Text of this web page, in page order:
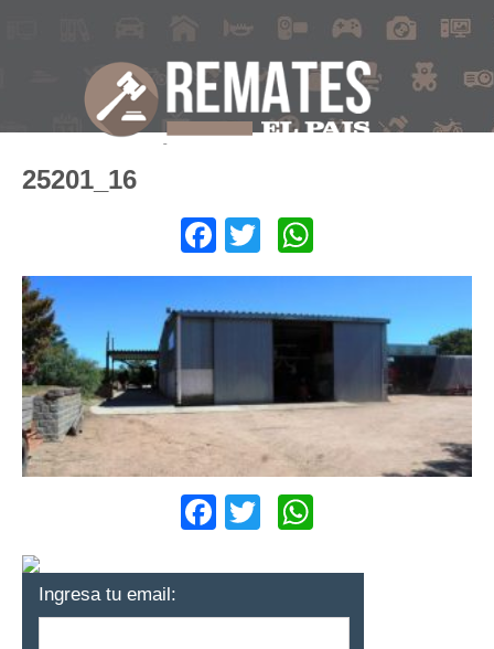
25201_16
Facebook
Twitter
Facebook
Twitter
Ingresa tu email: